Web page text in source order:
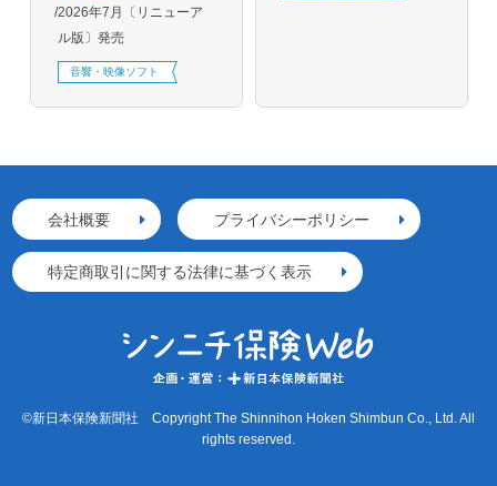
2026年7月〔リニューア
ル版〕発売
音響・映像ソフト
会社概要 プライバシーポリシー
特定商取引に関する法律に基づく表示
©新日本保険新聞社 Copyright The Shinnihon Hoken Shimbun Co., Ltd. All
rights reserved.